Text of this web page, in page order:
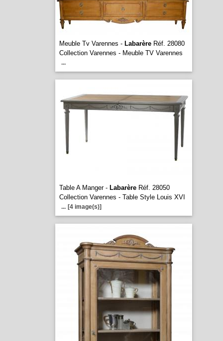
Meuble Tv Varennes - LabarèreRéf. 28080
Collection Varennes - Meuble TV Varennes
...
Table A Manger - LabarèreRéf. 28050
Collection Varennes - Table Style Louis XVI
... [4 image(s)]